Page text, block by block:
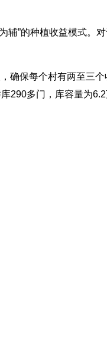
”的种植收益模式。对
保每个村有两至三个
290多门，库容量为